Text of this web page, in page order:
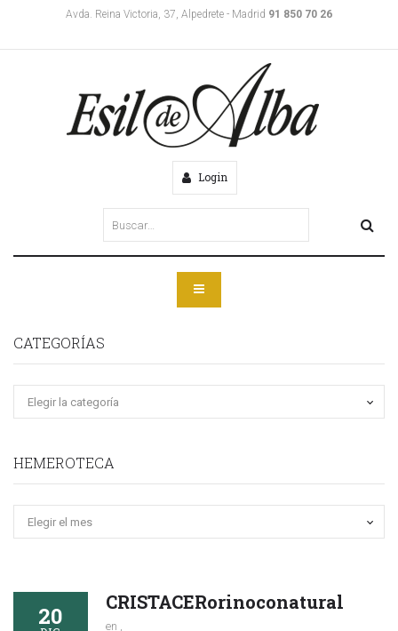
Avda. Reina Victoria, 37, Alpedrete - Madrid 91 850 70 26
Login
CATEGORÍAS
HEMEROTECA
20 CRISTACERorinoconatural
en ,